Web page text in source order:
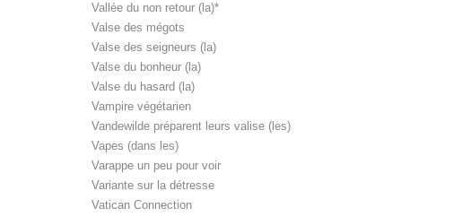
Vallée du non retour (la)*
Valse des mégots
Valse des seigneurs (la)
Valse du bonheur (la)
Valse du hasard (la)
Vampire végétarien
Vandewilde préparent leurs valise (les)
Vapes (dans les)
Varappe un peu pour voir
Variante sur la détresse
Vatican Connection